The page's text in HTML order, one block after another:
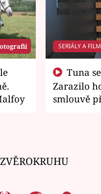
SERIÁLY A
Zarazilo
smlouvě